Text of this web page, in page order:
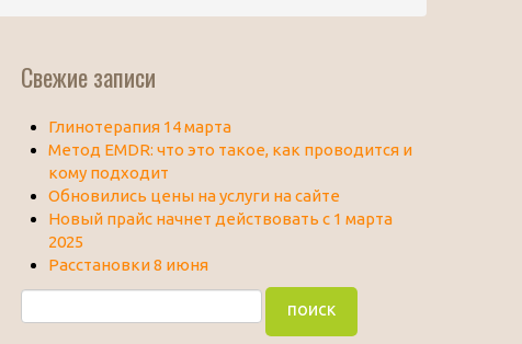
Свежие записи
Глинотерапия 14 марта
Метод EMDR: что это такое, как проводится и
кому подходит
Обновились цены на услуги на сайте
Новый прайс начнет действовать с 1 марта
2025
Расстановки 8 июня